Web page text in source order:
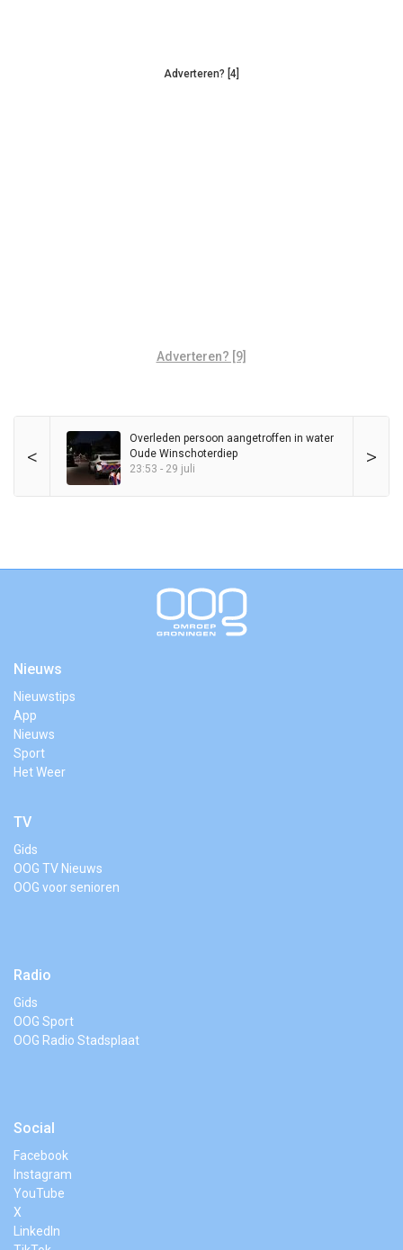
Adverteren? [4]
Adverteren? [9]
< >
Overleden persoon aangetroffen in water
Oude Winschoterdiep
23:53 - 29 juli
Nieuws
Nieuwstips
App
Nieuws
Sport
Het Weer
TV
Gids
OOG TV Nieuws
OOG voor senioren
Radio
Gids
OOG Sport
OOG Radio Stadsplaat
Social
Facebook
Instagram
YouTube
X
LinkedIn